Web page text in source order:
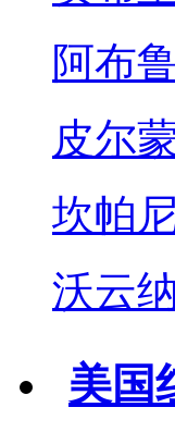
阿布
皮尔
坎帕
沃云
美国